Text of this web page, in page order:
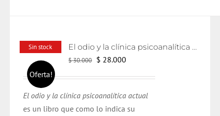
Sin stock
Oferta!
El odio y la clínica psicoanalítica actual
$30.000 El
era:
$ 30.000.
$ 28.000
es:
$ 28.000.
El odio y la clínica psicoanalítica actual
es un libro que como lo indica su